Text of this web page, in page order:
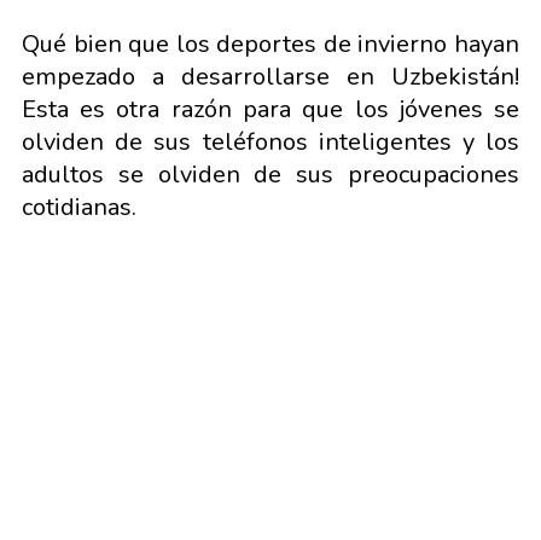
Qué bien que los deportes de invierno hayan
empezado a desarrollarse en Uzbekistán!
Esta es otra razón para que los jóvenes se
olviden de sus teléfonos inteligentes y los
adultos se olviden de sus preocupaciones
cotidianas.